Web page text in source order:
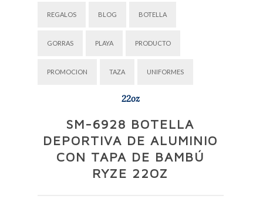
REGALOS BLOG BOTELLA
GORRAS PLAYA PRODUCTO
PROMOCION TAZA UNIFORMES
22oz
SM-6928 BOTELLA
DEPORTIVA DE ALUMINIO
CON TAPA DE BAMBÚ
RYZE 22OZ